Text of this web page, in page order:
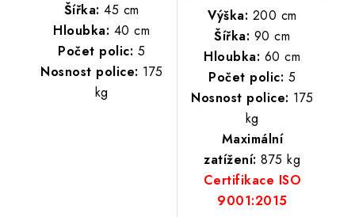
Šířka: 45 cm
Hloubka: 40 cm
Počet polic: 5
Nosnost police: 175
kg
Výška: 200 cm
Šířka: 90 cm
Hloubka: 60 cm
Počet polic: 5
Nosnost police: 175
kg
Maximální
zatížení: 875 kg
Certifikace ISO
9001:2015